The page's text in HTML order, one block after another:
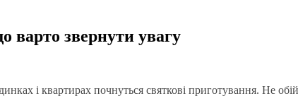
звернути увагу
і квартирах почнуться святкові приготування. Не